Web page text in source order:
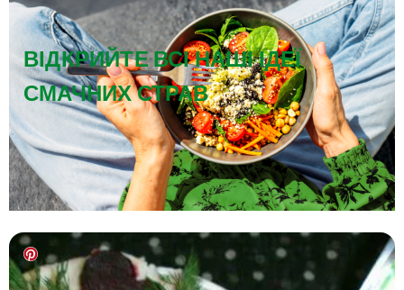
ВІДКРИЙТЕ ВСІ НАШІ ІДЕЇ
СМАЧНИХ СТРАВ